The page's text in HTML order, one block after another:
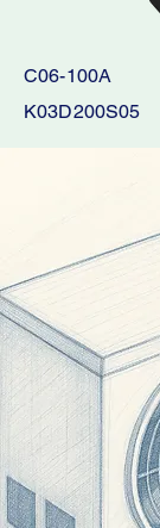
C06-100A
K03D200S05